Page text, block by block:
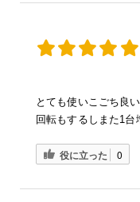
とても使いこごち良
回転もするしまた1台
役に立った 0